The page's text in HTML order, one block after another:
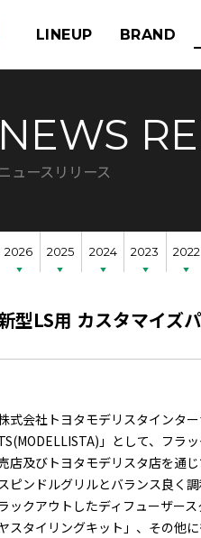
LINEUP BRAND
NEWS
ュースリリース
2026 2025 2024 2023 2022
型LS用 カスタマイズ
式会社トヨタモデリスタインタ
」として、フラ
店及びトヨタモデリスタ店を通じ
スピンドルグリルとバランス良く
ックアウトしたディフューザー
スタイリングキット」、その他